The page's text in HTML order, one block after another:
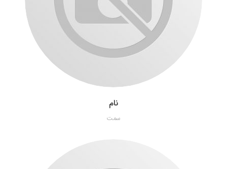
نام
سمت